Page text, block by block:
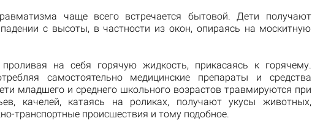
чаще всего встречается бытовой.Дети получают
с высоты, в частности из окон, опираясь на москитную
на себя горячую жидкость, прикасаясь к горячему.
самостоятельно медицинские препараты и средства
младшего и среднего школьного возрастов травмируются при
качелей, катаясь на роликах, получают укусы животных,
транспортные происшествия и тому подобное.